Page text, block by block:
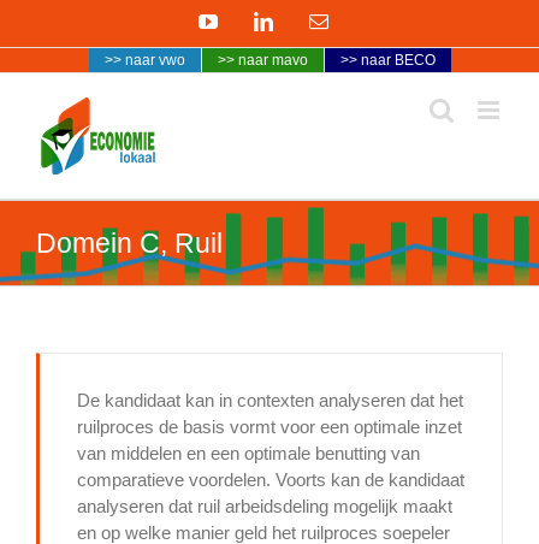
YouTubeLinkedInE-
>> naar vwo >> naar mavo >> naar BECO
Domein C, Ruil
De kandidaat kan in contexten analyseren dat het
ruilproces de basis vormt voor een optimale inzet
van middelen en een optimale benutting van
comparatieve voordelen. Voorts kan de kandidaat
analyseren dat ruil arbeidsdeling mogelijk maakt
en op welke manier geld het ruilproces soepeler